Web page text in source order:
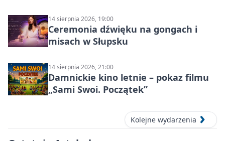
14 sierpnia 2026, 19:00
Ceremonia dźwięku na gongach i
misach w Słupsku
14 sierpnia 2026, 21:00
Damnickie kino letnie – pokaz filmu
„Sami Swoi. Początek”
Kolejne wydarzenia